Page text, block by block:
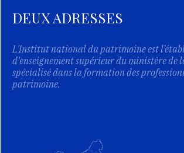
DEUX ADRESSES
L'Institut national du patrimoine est
d'enseignement supérieur du ministère de
spécialisé dans la formation des
patrimoine.